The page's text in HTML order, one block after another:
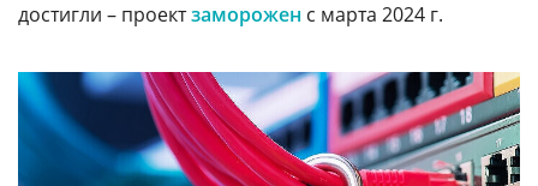
достигли – проектзаморожен с марта 2024 г.